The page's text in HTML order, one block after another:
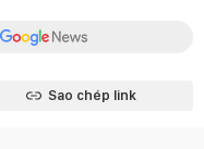
Sao chép link